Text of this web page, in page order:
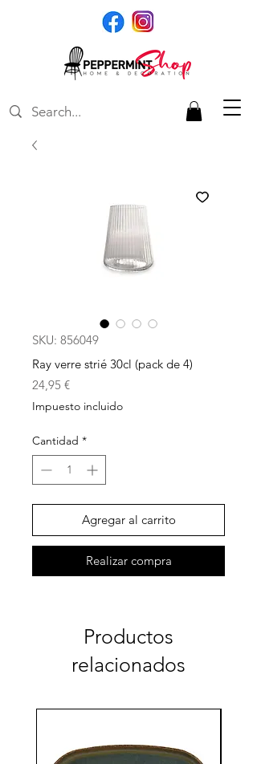
SKU: 856049
Ray verre strié 30cl (pack de 4)
24,95 €Precio
Impuesto incluido
Cantidad *
Agregar al carrito
Realizar compra
Productos
relacionados